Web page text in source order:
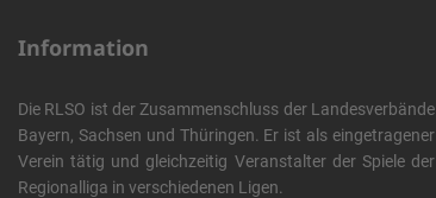
Information
Die RLSO ist der Zusammenschluss der Landesverbände
Bayern, Sachsen und Thüringen. Er ist als eingetragener
Verein tätig und gleichzeitig Veranstalter der Spiele der
Regionalliga in verschiedenen Ligen.